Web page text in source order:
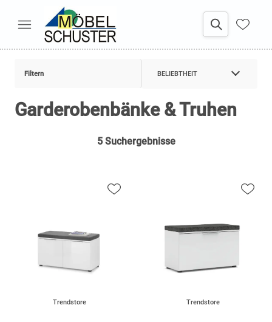
Filtern BELIEBTHEIT
Garderobenbänke & Truhen
5 Suchergebnisse
Trendstore Trendstore